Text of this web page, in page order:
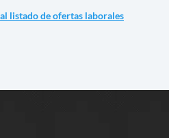
listado de ofertas laborales